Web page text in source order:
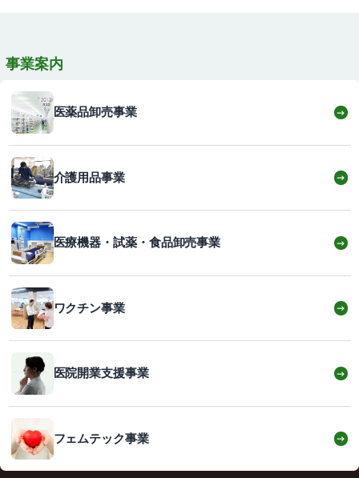
事業案内
医薬品卸売事業 →
介護用品事業 →
医療機器・試薬・食品卸売事業 →
ワクチン事業 →
医院開業支援事業 →
フェムテック事業 →